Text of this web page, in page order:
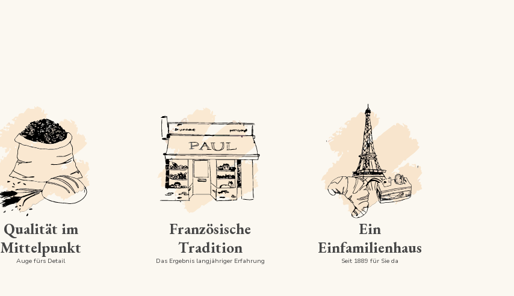
Qualität im
Mittelpunkt
Auge fürs Detail
Französische
Tradition
Das Ergebnis langjähriger Erfahrung
Ein
Einfamilienhaus
Seit 1889 für Sie da